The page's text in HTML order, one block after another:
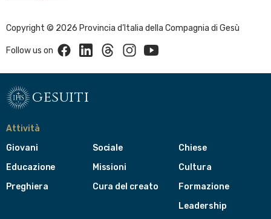
Copyright © 2026 Provincia d’Italia della Compagnia di Gesù
Follow us on FacebookLinkedinThreadsInstagramYoutube
gesuiti
Attività
Giovani
Educazione
Preghiera
Sociale
Missioni
Cura del creato
Chiese
Cultura
Formazione
Leadership